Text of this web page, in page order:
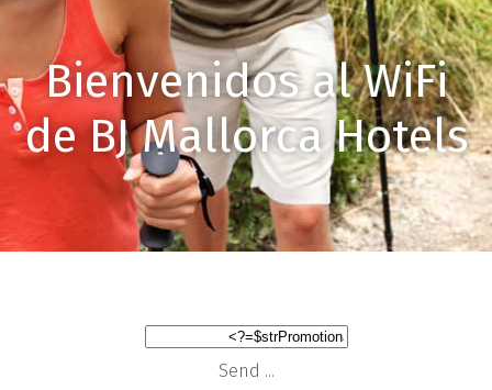
Bienvenidos al WiFi
de BJ Mallorca Hotels
Send ...